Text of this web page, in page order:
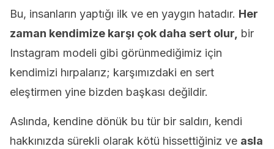
Bu, insanların yaptığı ilk ve en yaygın hatadır. Her
zaman kendimize karşı çok daha sert olur, bir
Instagram modeli gibi görünmediğimiz için
kendimizi hırpalarız; karşımızdaki en sert
eleştirmen yine bizden başkası değildir.
Aslında, kendine dönük bu tür bir saldırı, kendi
hakkınızda sürekli olarak kötü hissettiğiniz ve asla